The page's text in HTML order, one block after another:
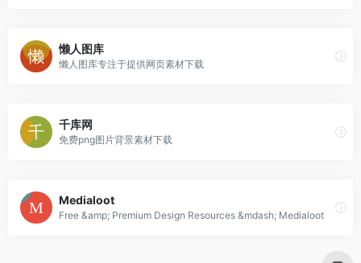
懒人图库
懒人图库专注于提供网页素材下载
千库网
免费png图片背景素材下载
Medialoot
Free &amp; Premium Design Resources &mdash; Medialoot